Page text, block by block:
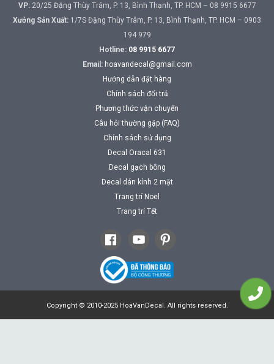
VP:20/25 Đặng Thùy Trâm, P. 13, Bình Thạnh, TP. HCM – 08 9915 6677
Xưởng Sản Xuất: 1/7S Đặng Thùy Trâm, P. 13, Bình Thạnh, TP. HCM – 0903
194 979
Hotline: 08 9915 6677
Email: hoavandecal@gmail.com
Hướng dẫn đặt hàng
Chính sách đổi trả
Phương thức vận chuyển
Câu hỏi thường gặp (FAQ)
Chính sách sử dụng
Decal Oracal 631
Decal gạch bông
Decal dán kính 2 mặt
Trang trí Noel
Trang trí Tết
Copyright © 2010-2025 HoaVanDecal. All rights reserved.